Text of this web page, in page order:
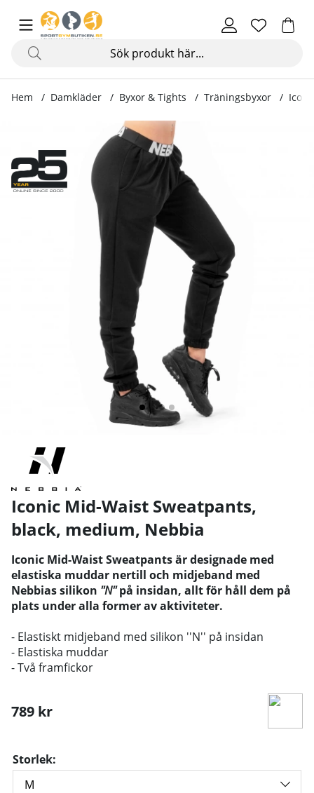
Hem Damkläder Byxor & Tights Träningsbyxor
Produktbilder Iconic Mid-Waist Sweatpants, black
Iconic Mid-Waist Sweatpants,
black, medium, Nebbia
Iconic Mid-Waist Sweatpants är designade med
elastiska muddar nertill och midjeband med
Nebbias silikon ''N''på insidan, allt för håll dem på
plats under alla former av aktiviteter.
- Elastiskt midjeband med silikon ''N'' på insidan
- Elastiska muddar
- Två framfickor
789 kr
Storlek: